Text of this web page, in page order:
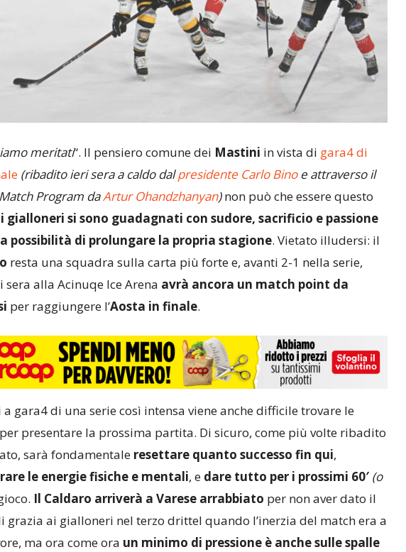
meritati“. Il pensiero comune dei Mastini in vista di gara4 di
(ribadito ieri sera a caldo dalpresidente Carlo Binoe attraverso il
Program daArtur Ohandzhanyan)non può che essere questo
i gialloneri si sono guadagnati con sudore, sacrificio e passione
possibilità di prolungare la propria stagione. Vietato illudersi: il
resta una squadra sulla carta più forte e, avanti 2-1 nella serie,
sera alla Acinuqe Ice Arena avrà ancora un match point da
per raggiungere l’Aosta in finale.
gara4 di una serie così intensa viene anche difficile trovare le
presentare la prossima partita. Di sicuro, come più volte ribadito
sarà fondamentale resettare quanto successo fin qui,
le energie fisiche e mentali, e dare tutto per i prossimi 60′ (o
Il Caldaro arriverà a Varese arrabbiato per non aver dato il
grazia ai gialloneri nel terzo drittel quando l’inerzia del match era a
ma ora come ora un minimo di pressione è anche sulle spalle